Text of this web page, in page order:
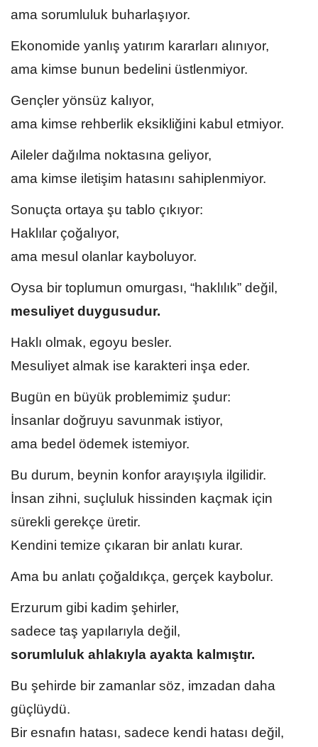
ama sorumluluk buharlaşıyor.
Ekonomide yanlış yatırım kararları alınıyor,
ama kimse bunun bedelini üstlenmiyor.
Gençler yönsüz kalıyor,
ama kimse rehberlik eksikliğini kabul etmiyor.
Aileler dağılma noktasına geliyor,
ama kimse iletişim hatasını sahiplenmiyor.
Sonuçta ortaya şu tablo çıkıyor:
Haklılar çoğalıyor,
ama mesul olanlar kayboluyor.
Oysa bir toplumun omurgası, “haklılık” değil,
mesuliyet duygusudur.
Haklı olmak, egoyu besler.
Mesuliyet almak ise karakteri inşa eder.
Bugün en büyük problemimiz şudur:
İnsanlar doğruyu savunmak istiyor,
ama bedel ödemek istemiyor.
Bu durum, beynin konfor arayışıyla ilgilidir.
İnsan zihni, suçluluk hissinden kaçmak için
sürekli gerekçe üretir.
Kendini temize çıkaran bir anlatı kurar.
Ama bu anlatı çoğaldıkça, gerçek kaybolur.
Erzurum gibi kadim şehirler,
sadece taş yapılarıyla değil,
sorumluluk ahlakıyla ayakta kalmıştır.
Bu şehirde bir zamanlar söz, imzadan daha
güçlüydü.
Bir esnafın hatası, sadece kendi hatası değil,